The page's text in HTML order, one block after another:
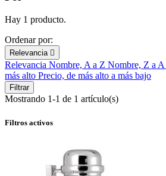
Hay 1 producto.
Ordenar por:
Relevancia 
Relevancia Nombre, A a Z Nombre, Z a A
más alto Precio, de más alto a más bajo
Filtrar
Mostrando 1-1 de 1 artículo(s)
Filtros activos